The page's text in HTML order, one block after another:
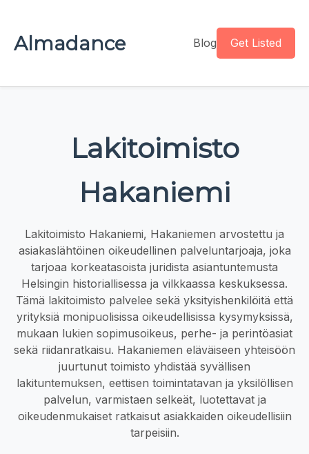
Almadance Blog Get Listed
Lakitoimisto
Hakaniemi
Lakitoimisto Hakaniemi, Hakaniemen arvostettu ja
asiakaslähtöinen oikeudellinen palveluntarjoaja, joka
tarjoaa korkeatasoista juridista asiantuntemusta
Helsingin historiallisessa ja vilkkaassa keskuksessa.
Tämä lakitoimisto palvelee sekä yksityishenkilöitä että
yrityksiä monipuolisissa oikeudellisissa kysymyksissä,
mukaan lukien sopimusoikeus, perhe- ja perintöasiat
sekä riidanratkaisu. Hakaniemen eläväiseen yhteisöön
juurtunut toimisto yhdistää syvällisen
lakituntemuksen, eettisen toimintatavan ja yksilöllisen
palvelun, varmistaen selkeät, luotettavat ja
oikeudenmukaiset ratkaisut asiakkaiden oikeudellisiin
tarpeisiin.